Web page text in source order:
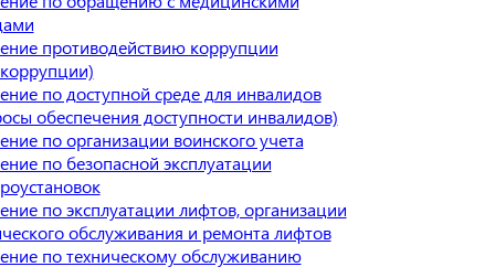
противодействию коррупции
по доступной среде для инвалидов
обеспечения доступности инвалидов)
по организации воинского учета
по безопасной эксплуатации
по эксплуатации лифтов, организации
обслуживания и ремонта лифтов
по техническому обслуживанию